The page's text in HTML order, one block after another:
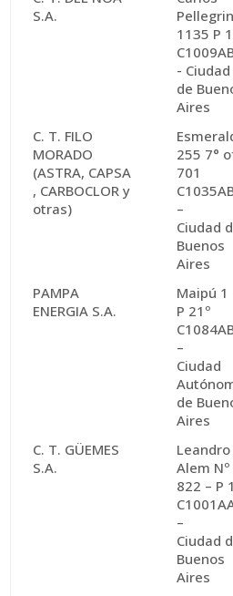
S.A.
1135 P
- Ciudad
de
Aires
C. T. FILO
MORADO
(ASTRA, CAPSA
, CARBOCLOR y
otras)
255 7°
701
–
Ciudad
Buenos
Aires
PAMPA
ENERGIA S.A.
Maipú 1
P 21º
–
Ciudad
de
Aires
C. T. GÜEMES
S.A.
Leandro
Alem Nº
822 – P
–
Ciudad
Buenos
Aires